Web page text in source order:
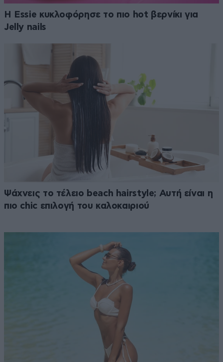
Η Essie κυκλοφόρησε το πιο hot βερνίκι για
Jelly nails
Ψάχνεις το τέλειο beach hairstyle; Αυτή είναι η
πιο chic επιλογή του καλοκαιριού